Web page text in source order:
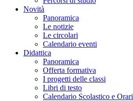
Novità
Panoramica
Le notizie
Le circolari
Calendario eventi
Didattica
Panoramica
Offerta formativa
I progetti delle classi
Libri di testo
Calendario Scolastico e Orari